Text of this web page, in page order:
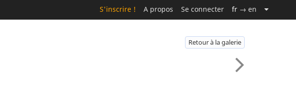
S'inscrire ! A propos Se connecter fr → en
Retour à la galerie